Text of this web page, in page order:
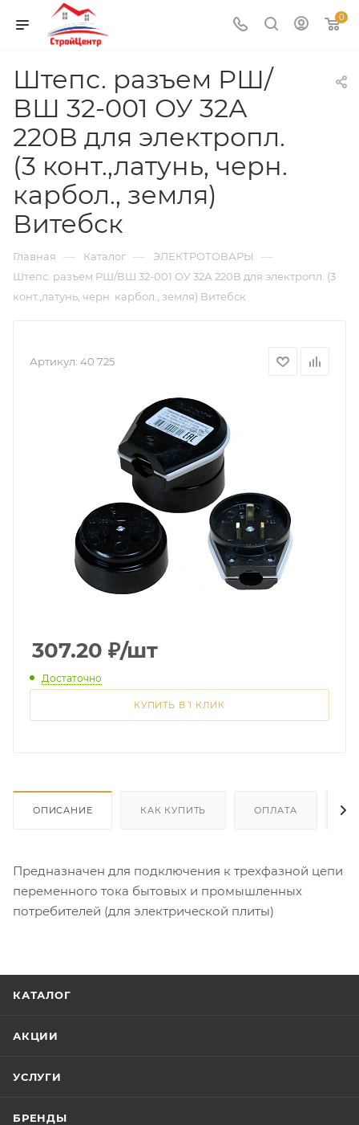
0
Штепс. разъем РШ/
ВШ 32-001 ОУ 32А
220В для электропл.
(3 конт.,латунь, черн.
карбол., земля)
Витебск
Главная — Каталог — ЭЛЕКТРОТОВАРЫ —
Штепс. разъем РШ/ВШ 32-001 ОУ 32А 220В для электропл. (3
конт.,латунь, черн. карбол., земля) Витебск
Артикул: 40 725
307.20 ₽/шт
Достаточно
КУПИТЬ В 1 КЛИК
ОПИСАНИЕ КАК КУПИТЬ ОПЛАТА
Предназначен для подключения к трехфазной цепи
переменного тока бытовых и промышленных
потребителей (для электрической плиты)
КАТАЛОГ
АКЦИИ
УСЛУГИ
БРЕНДЫ